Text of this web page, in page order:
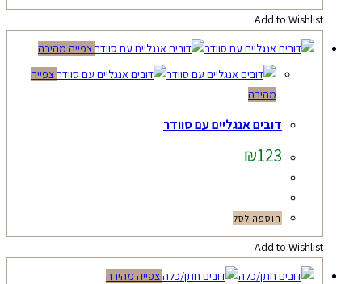
Add to Wishlist
צפייה מהירה
צפייה
מהירה
דובים אנגליים עם סוודר
₪123
הוספה לסל
Add to Wishlist
צפייה מהירה